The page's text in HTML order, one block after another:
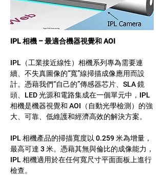
IPL 相機 – 最適合機器視覺和 AOI
IPL（工業接近線性）相機系列專為需要連
續、不失真圖像的“寬”線掃描成像應用而設
計。憑藉我們“自己的”傳感器芯片、SLA 鏡
頭、LED 光源和電路集成在一個單元中，IPL
相機是機器視覺和 AOI（自動光學檢測）的強
大、可靠、低維護和經濟高效的解決方案。
IPL 相機產品的掃描寬度以 0.259 米為增量，
最高可達 3 米。憑藉其無與倫比的成像能力，
IPL 相機適用於在任何寬尺寸平面面板上進行
檢查。